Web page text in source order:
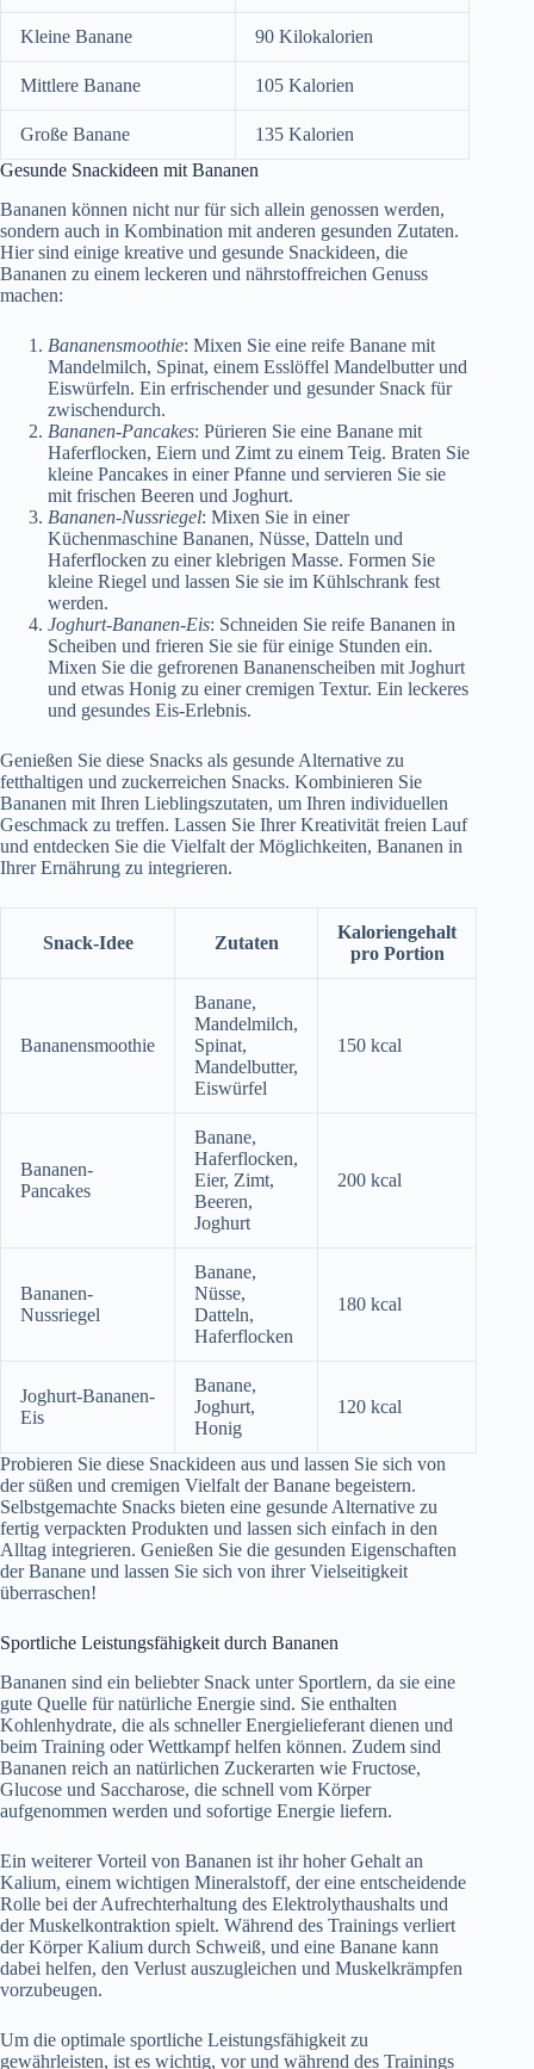
Kleine Banane 90 Kilokalorien
Mittlere Banane 105 Kalorien
Große Banane
135 Kalorien
Gesunde Snackideen mit Bananen
Bananen können nicht nur für sich allein genossen werden,
sondern auch in Kombination mit anderen gesunden Zutaten.
Hier sind einige kreative und gesunde Snackideen, die
Bananen zu einem leckeren und nährstoffreichen Genuss
machen:
Bananensmoothie: Mixen Sie eine reife Banane mit
Mandelmilch, Spinat, einem Esslöffel Mandelbutter und
Eiswürfeln. Ein erfrischender und gesunder Snack für
zwischendurch.
Bananen-Pancakes: Pürieren Sie eine Banane mit
Haferflocken, Eiern und Zimt zu einem Teig. Braten Sie
kleine Pancakes in einer Pfanne und servieren Sie sie
mit frischen Beeren und Joghurt.
Bananen-Nussriegel: Mixen Sie in einer
Küchenmaschine Bananen, Nüsse, Datteln und
Haferflocken zu einer klebrigen Masse. Formen Sie
kleine Riegel und lassen Sie sie im Kühlschrank fest
werden.
Joghurt-Bananen-Eis: Schneiden Sie reife Bananen in
Scheiben und frieren Sie sie für einige Stunden ein.
Mixen Sie die gefrorenen Bananenscheiben mit Joghurt
und etwas Honig zu einer cremigen Textur. Ein leckeres
und gesundes Eis-Erlebnis.
Genießen Sie diese Snacks als gesunde Alternative zu
fetthaltigen und zuckerreichen Snacks. Kombinieren Sie
Bananen mit Ihren Lieblingszutaten, um Ihren individuellen
Geschmack zu treffen. Lassen Sie Ihrer Kreativität freien Lauf
und entdecken Sie die Vielfalt der Möglichkeiten, Bananen in
Ihrer Ernährung zu integrieren.
Snack-Idee Zutaten
Kaloriengehalt
pro Portion
Bananensmoothie
Banane,
Mandelmilch,
Spinat,
Mandelbutter,
Eiswürfel
150 kcal
Bananen-
Pancakes
Banane,
Haferflocken,
Eier, Zimt,
Beeren,
Joghurt
200 kcal
Bananen-
Nussriegel
Banane,
Nüsse,
Datteln,
Haferflocken
180 kcal
Joghurt-Bananen-
Eis
Banane,
Joghurt,
Honig
120 kcal
Probieren Sie diese Snackideen aus und lassen Sie sich von
der süßen und cremigen Vielfalt der Banane begeistern.
Selbstgemachte Snacks bieten eine gesunde Alternative zu
fertig verpackten Produkten und lassen sich einfach in den
Alltag integrieren. Genießen Sie die gesunden Eigenschaften
der Banane und lassen Sie sich von ihrer Vielseitigkeit
überraschen!
Sportliche Leistungsfähigkeit durch Bananen
Bananen sind ein beliebter Snack unter Sportlern, da sie eine
gute Quelle für natürliche Energie sind. Sie enthalten
Kohlenhydrate, die als schneller Energielieferant dienen und
beim Training oder Wettkampf helfen können. Zudem sind
Bananen reich an natürlichen Zuckerarten wie Fructose,
Glucose und Saccharose, die schnell vom Körper
aufgenommen werden und sofortige Energie liefern.
Ein weiterer Vorteil von Bananen ist ihr hoher Gehalt an
Kalium, einem wichtigen Mineralstoff, der eine entscheidende
Rolle bei der Aufrechterhaltung des Elektrolythaushalts und
der Muskelkontraktion spielt. Während des Trainings verliert
der Körper Kalium durch Schweiß, und eine Banane kann
dabei helfen, den Verlust auszugleichen und Muskelkrämpfen
vorzubeugen.
Um die optimale sportliche Leistungsfähigkeit zu
gewährleisten, ist es wichtig, vor und während des Trainings